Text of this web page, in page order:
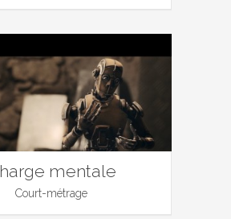
mentale
Court-métrage